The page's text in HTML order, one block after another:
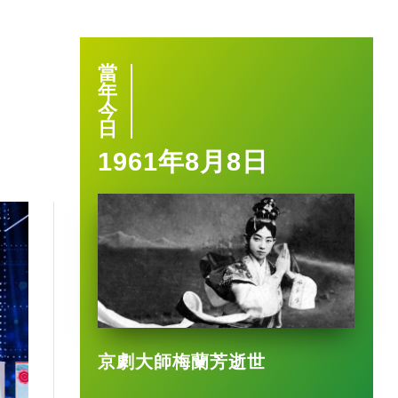
當
年
今
日
1961年8月8日
京劇大師梅蘭芳逝世